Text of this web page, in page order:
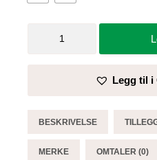
antall
Legg til
BESKRIVELSE
MERKE OMTALER (0)